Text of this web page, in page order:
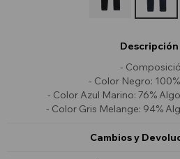
Descripción
-
- Color Negro:
- Color Azul Marino: 76%
- Color Gris Melange: 94%
Cambios y